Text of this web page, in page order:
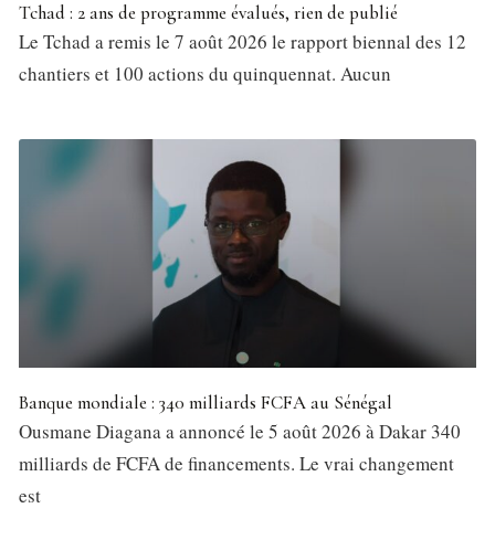
Tchad : 2 ans de programme évalués, rien de publié
Le Tchad a remis le 7 août 2026 le rapport biennal des 12
chantiers et 100 actions du quinquennat. Aucun
Banque mondiale : 340 milliards FCFA au Sénégal
Ousmane Diagana a annoncé le 5 août 2026 à Dakar 340
milliards de FCFA de financements. Le vrai changement
est